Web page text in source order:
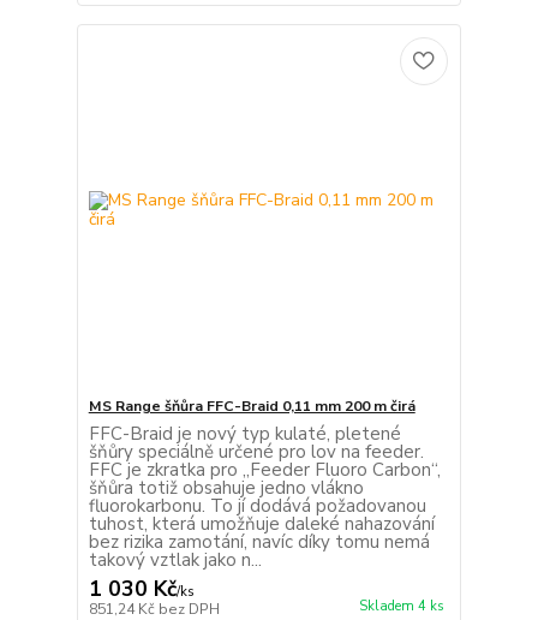
MS Range šňůra FFC-Braid 0,11 mm 200 m čirá
FFC-Braid je nový typ kulaté, pletené
šňůry speciálně určené pro lov na feeder.
FFC je zkratka pro „Feeder Fluoro Carbon“,
šňůra totiž obsahuje jedno vlákno
fluorokarbonu. To jí dodává požadovanou
tuhost, která umožňuje daleké nahazování
bez rizika zamotání, navíc díky tomu nemá
takový vztlak jako n...
1 030 Kč/ks
851,24 Kč bez DPH Skladem 4 ks